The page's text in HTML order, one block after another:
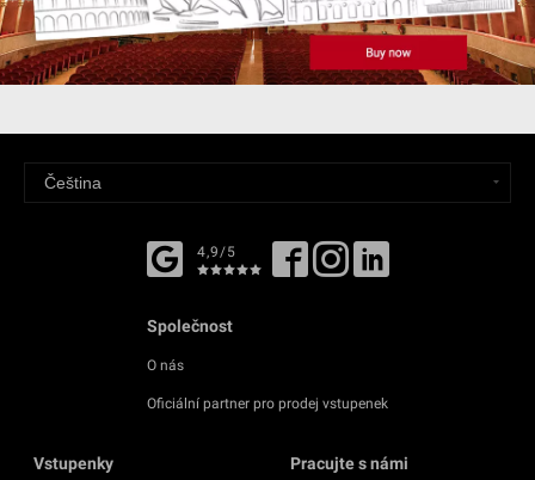
4,9/5
Společnost
O nás
Oficiální partner pro prodej vstupenek
Vstupenky Pracujte s námi